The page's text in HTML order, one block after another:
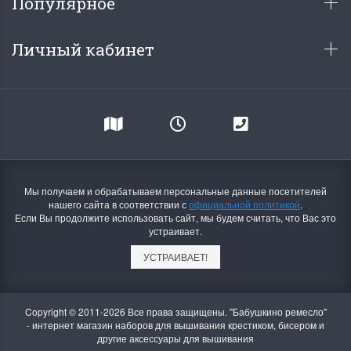
Личный кабинет
Мы получаем и обрабатываем персональные данные посетителей
нашего сайта в соответствии софициальной политикой.
Если Вы продолжите использовать сайт, мы будем считать, что Вас это
устраивает.
УСТРАИВАЕТ!
Copyright © 2011-2026 Все права защищены. "Бабушкино ремесло"
- интернет магазин наборов для вышивания крестиком, бисером и
другие аксессуары для вышивания